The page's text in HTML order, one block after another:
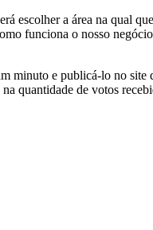
escolher a área na qual
funciona o nosso
minuto e publicá-lo no site
quantidade de votos